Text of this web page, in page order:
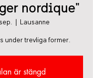
nordique"
Lausanne
under trevliga former.
är stängd